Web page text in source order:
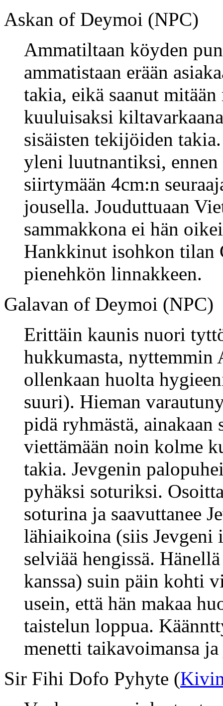
Askan of Deymoi (NPC)
Ammatiltaan köyden
ammatistaan erään
takia, eikä saanut
kuuluisaksi
sisäisten tekijöiden
yleni luutnantiksi,
siirtymään 4cm:n
jousella. Jouduttuaan
sammakkona ei hän
Hankkinut isohkon tilan
pienehkön linnakkeen.
Galavan of Deymoi (NPC)
Erittäin kaunis nuori
hukkumasta,
ollenkaan huolta
suuri). Hieman
pidä ryhmästä,
viettämään noin kolme
takia. Jevgenin
pyhäksi soturiksi.
soturina ja saavuttanee
lähiaikoina (siis Jevgeni
selviää hengissä.
kanssa) suin päin kohti
usein, että hän makaa
taistelun loppua.
menetti taikavoimansa
Sir Fihi Dofo Pyhyte (